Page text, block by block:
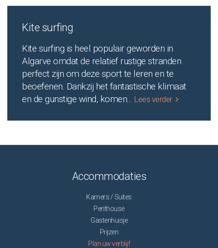
Kite surfing
Kite surfing is heel populair geworden in
Algarve omdat de relatief rustige stranden
perfect zijn om deze sport te leren en te
beoefenen. Dankzij het fantastische klimaat
en de gunstige wind, komen... Lees verder
Accommodaties
Kamers / Suites
Penthouse
Gastenhuisje
Prijzen
Plan uw verblijf